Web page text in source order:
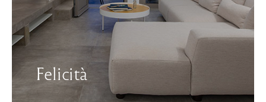
Felicità